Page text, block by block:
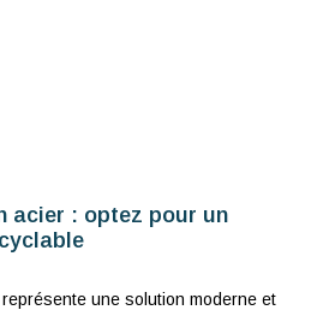
acier : optez pour un
une solution moderne et